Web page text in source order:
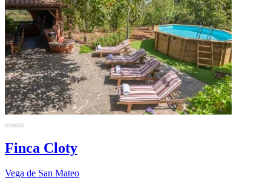
Finca Cloty
Vega de San Mateo